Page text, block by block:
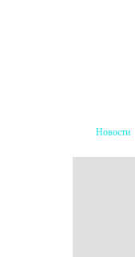
Новости